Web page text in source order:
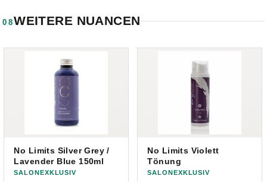
08WEITERE NUANCEN
No Limits Silver Grey /
Lavender Blue 150ml
SALONEXKLUSIV
No Limits Violett
Tönung
SALONEXKLUSIV